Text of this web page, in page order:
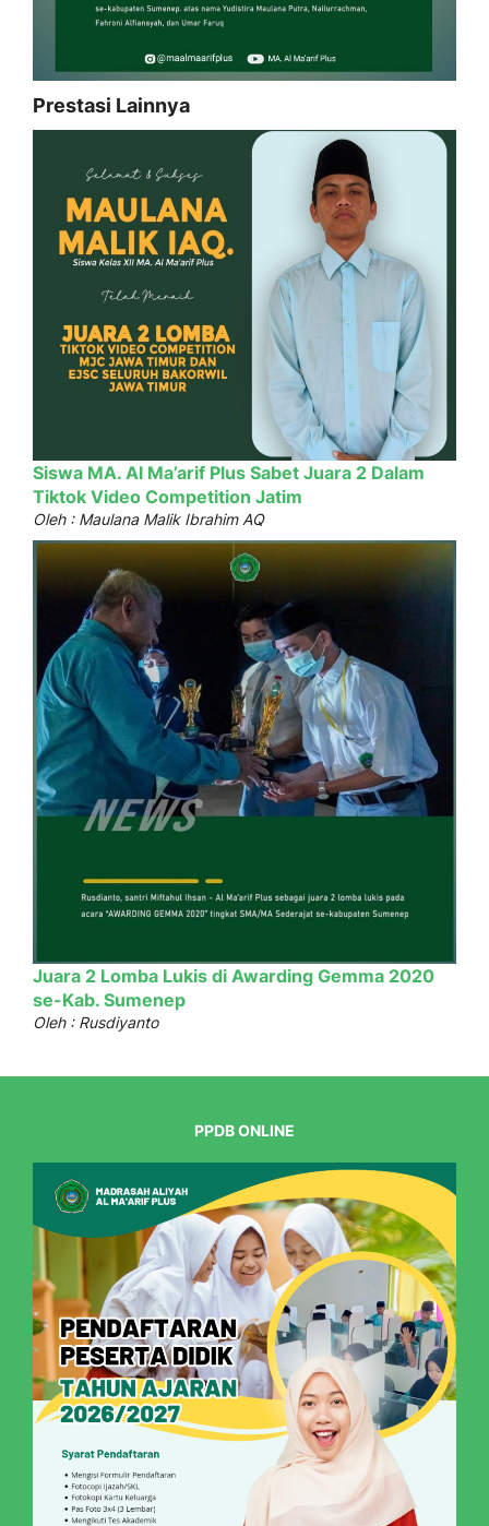
Prestasi Lainnya
Siswa MA. Al Ma’arif Plus Sabet Juara 2 Dalam
Tiktok Video Competition Jatim
Oleh : Maulana Malik Ibrahim AQ
Juara 2 Lomba Lukis di Awarding Gemma 2020
se-Kab. Sumenep
Oleh : Rusdiyanto
PPDB ONLINE